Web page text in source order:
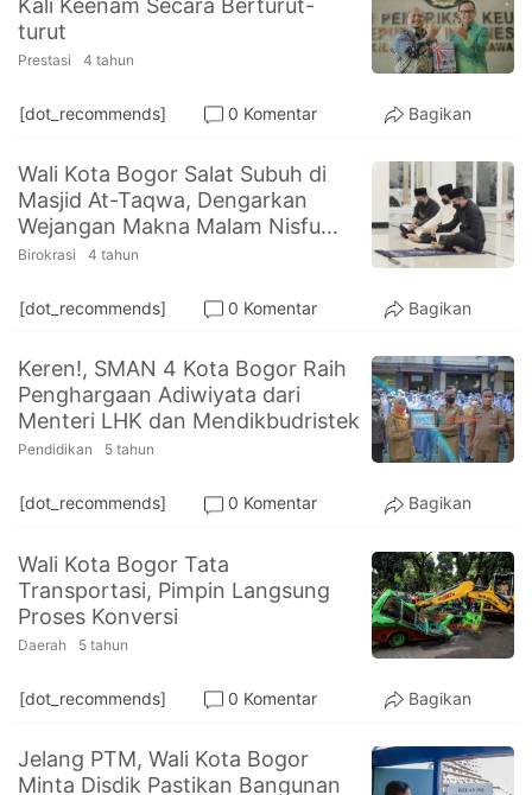
PT.
Balqis
Cyber
Media
Kali Keenam Secara Berturut-
turut
Prestasi 4 tahun
[dot_recommends] 0 Komentar Bagikan
Wali Kota Bogor Salat Subuh di
Masjid At-Taqwa, Dengarkan
Wejangan Makna Malam Nisfu
Syaban
Birokrasi 4 tahun
[dot_recommends] 0 Komentar Bagikan
Keren!, SMAN 4 Kota Bogor Raih
Penghargaan Adiwiyata dari
Menteri LHK dan Mendikbudristek
Pendidikan 5 tahun
[dot_recommends] 0 Komentar Bagikan
Wali Kota Bogor Tata
Transportasi, Pimpin Langsung
Proses Konversi
Daerah 5 tahun
[dot_recommends] 0 Komentar Bagikan
Jelang PTM, Wali Kota Bogor
Minta Disdik Pastikan Bangunan